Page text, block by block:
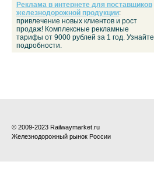
Реклама в интернете для поставщиков
железнодорожной продукции:
привлечение новых клиентов и рост
продаж! Комплексные рекламные
тарифы от 9000 рублей за 1 год. Узнайте
подробности.
© 2009-2023 Railwaymarket.ru
Железнодорожный рынок России